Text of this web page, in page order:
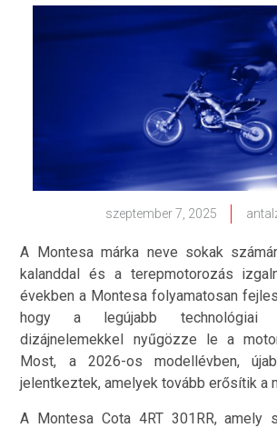
szeptember 7, 2025
A Montesa márka neve sokak
kalanddal és a terepmotorozás
években a Montesa folyamatosan
hogy a legújabb technológiai
dizájnelemekkel nyűgözze le a
Most, a 2026-os modellévben,
jelentkeztek, amelyek tovább erősítik a
A Montesa Cota 4RT 301RR, amely